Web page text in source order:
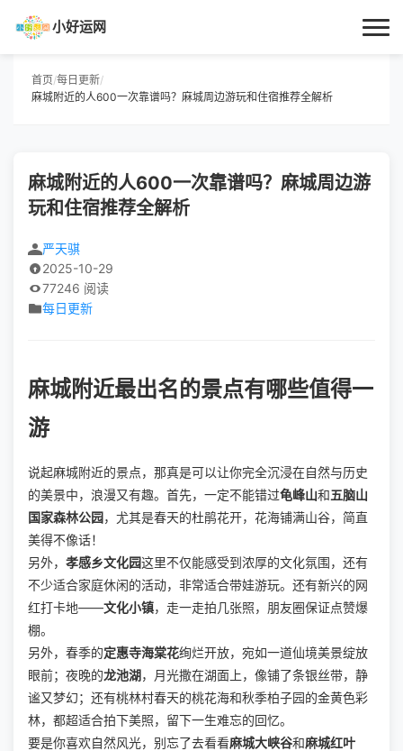
小好运网
首页
经验指南
技巧百科
生活资讯
首页 /每日更新/
麻城附近的人600一次靠谱吗？麻城周边游玩和住宿推荐全解析
麻城附近的人600一次靠谱吗？麻城周边游
玩和住宿推荐全解析
严天骐
2025-10-29
77246 阅读
每日更新
麻城附近最出名的景点有哪些值得一
游
说起麻城附近的景点，那真是可以让你完全沉浸在自然与历史
的美景中，浪漫又有趣。首先，一定不能错过龟峰山和 五脑山
国家森林公园 ，尤其是春天的杜鹃花开，花海铺满山谷，简直
美得不像话！
另外， 孝感乡文化园这里不仅能感受到浓厚的文化氛围，还有
不少适合家庭休闲的活动，非常适合带娃游玩。还有新兴的网
红打卡地——文化小镇，走一走拍几张照，朋友圈保证点赞爆
棚。
另外，春季的定惠寺海棠花绚烂开放，宛如一道仙境美景绽放
眼前；夜晚的龙池湖 ，月光撒在湖面上，像铺了条银丝带，静
谧又梦幻；还有桃林村春天的桃花海和秋季柏子园的金黄色彩
林，都超适合拍下美照，留下一生难忘的回忆。
要是你喜欢自然风光，别忘了去看看麻城大峡谷和 麻城红叶